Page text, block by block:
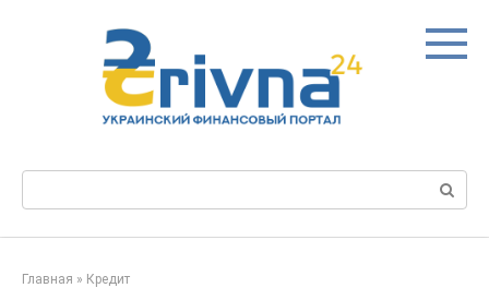
Поиск:
Главная » Кредит